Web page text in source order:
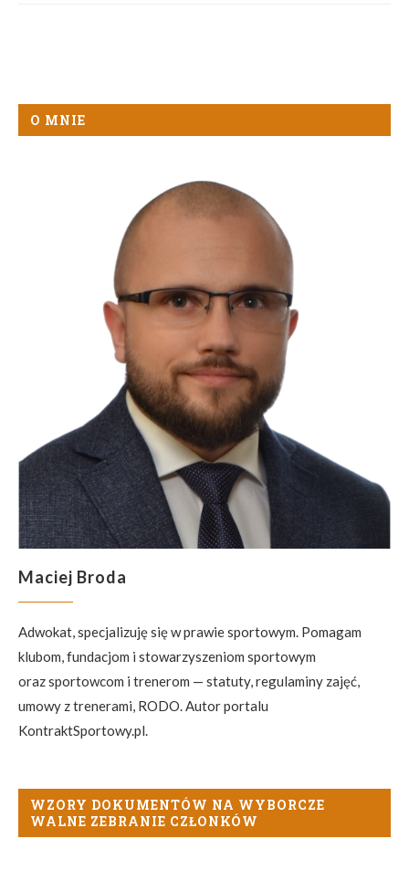
O MNIE
Maciej Broda
Adwokat, specjalizuję się w prawie sportowym. Pomagam
klubom, fundacjom i stowarzyszeniom sportowym
oraz sportowcom i trenerom — statuty, regulaminy zajęć,
umowy z trenerami, RODO. Autor portalu
KontraktSportowy.pl.
WZORY DOKUMENTÓW NA WYBORCZE
WALNE ZEBRANIE CZŁONKÓW